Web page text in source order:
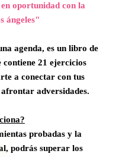
oportunidad con la
ángeles"
agenda, es un libro de
21 ejercicios
a conectar con tus
afrontar adversidades.
probadas y la
podrás superar los